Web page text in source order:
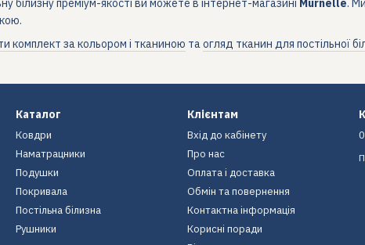
білизну преміум-якості ви можете в інтернет-магазині Murnelle.
комплект за кольором і тканиною таогляд тканин для постільної
Каталог
Ковдри
Наматрацники
Подушки
Покривала
Постільна білизна
Рушники
Клієнтам
Вхід до кабінету
Про нас
Оплата і доставка
Обмін та повернення
Контактна інформація
Корисні поради